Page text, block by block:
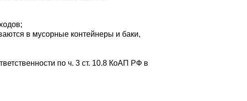
в мусорные контейнеры и баки,
по ч. 3 ст. 10.8 КоАП РФ в